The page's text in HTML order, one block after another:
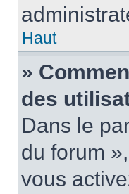
Haut
»
des
Dans le
du forum
vous